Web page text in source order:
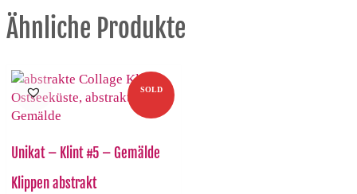
Ähnliche Produkte
SOLD
Unikat – Klint #5 – Gemälde
Klippen abstrakt